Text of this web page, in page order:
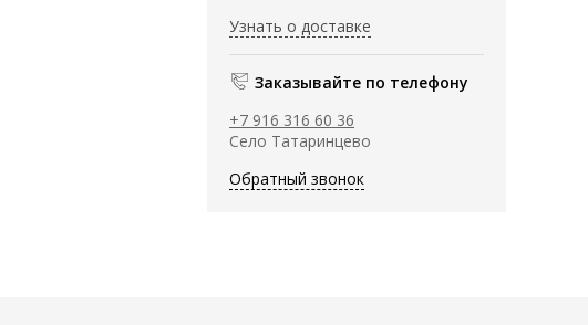
Узнать о доставке
Заказывайте по телефону
+7 916 316 60 36
Село Татаринцево
Обратный звонок